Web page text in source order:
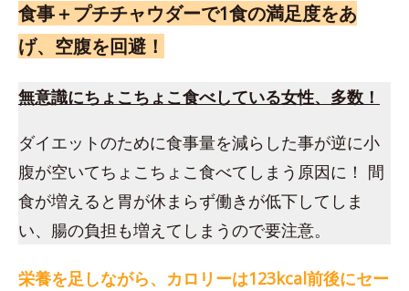
食事＋プチチャウダーで1食の満足度をあ
げ、空腹を回避！
無意識にちょこちょこ食べしている女性、多数！
ダイエットのために食事量を減らした事が逆に小
腹が空いてちょこちょこ食べてしまう原因に！ 間
食が増えると胃が休まらず働きが低下してしま
い、腸の負担も増えてしまうので要注意。
栄養を足しながら、カロリーは123kcal前後にセー